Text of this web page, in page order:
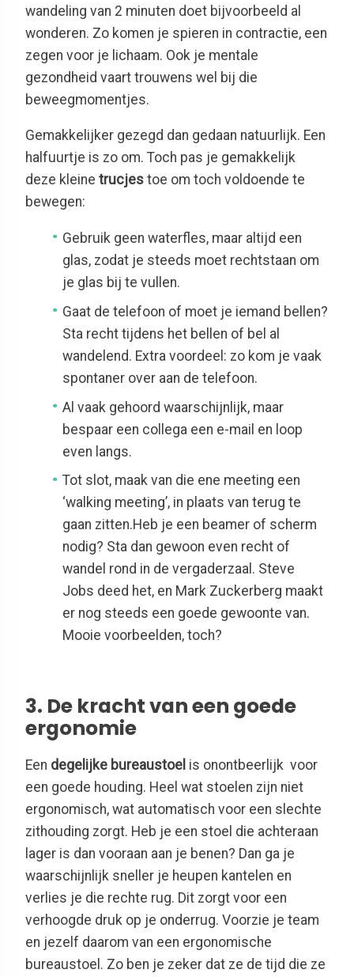
wandeling van 2 minuten doet bijvoorbeeld al
wonderen. Zo komen je spieren in contractie, een
zegen voor je lichaam. Ook je mentale
gezondheid vaart trouwens wel bij die
beweegmomentjes.
Gemakkelijker gezegd dan gedaan natuurlijk. Een
halfuurtje is zo om. Toch pas je gemakkelijk
deze kleine trucjes toe om toch voldoende te
bewegen:
Gebruik geen waterfles, maar altijd een
glas, zodat je steeds moet rechtstaan om
je glas bij te vullen.
Gaat de telefoon of moet je iemand bellen?
Sta recht tijdens het bellen of bel al
wandelend. Extra voordeel: zo kom je vaak
spontaner over aan de telefoon.
Al vaak gehoord waarschijnlijk, maar
bespaar een collega een e-mail en loop
even langs.
Tot slot, maak van die ene meeting een
‘walking meeting’, in plaats van terug te
gaan zitten.Heb je een beamer of scherm
nodig? Sta dan gewoon even recht of
wandel rond in de vergaderzaal. Steve
Jobs deed het, en Mark Zuckerberg maakt
er nog steeds een goede gewoonte van.
Mooie voorbeelden, toch?
3. De kracht van een goede
ergonomie
Een degelijke bureaustoel is onontbeerlijk voor
een goede houding. Heel wat stoelen zijn niet
ergonomisch, wat automatisch voor een slechte
zithouding zorgt. Heb je een stoel die achteraan
lager is dan vooraan aan je benen? Dan ga je
waarschijnlijk sneller je heupen kantelen en
verlies je die rechte rug. Dit zorgt voor een
verhoogde druk op je onderrug. Voorzie je team
en jezelf daarom van een ergonomische
bureaustoel. Zo ben je zeker dat ze de tijd die ze